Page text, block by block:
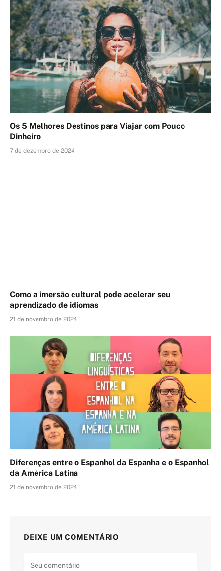
Os 5 Melhores Destinos para Viajar com Pouco
Dinheiro
7 de dezembro de 2024
Como a imersão cultural pode acelerar seu
aprendizado de idiomas
21 de novembro de 2024
Diferenças entre o Espanhol da Espanha e o Espanhol
da América Latina
21 de novembro de 2024
DEIXE UM COMENTÁRIO